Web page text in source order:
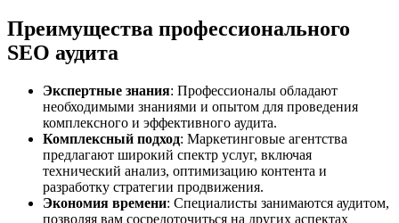
Преимущества профессионального
SEO аудита
Экспертные знания: Профессионалы обладают
необходимыми знаниями и опытом для проведения
комплексного и эффективного аудита.
Комплексный подход: Маркетинговые агентства
предлагают широкий спектр услуг, включая
технический анализ, оптимизацию контента и
разработку стратегии продвижения.
Экономия времени: Специалисты занимаются аудитом,
позволяя вам сосредоточиться на других аспектах